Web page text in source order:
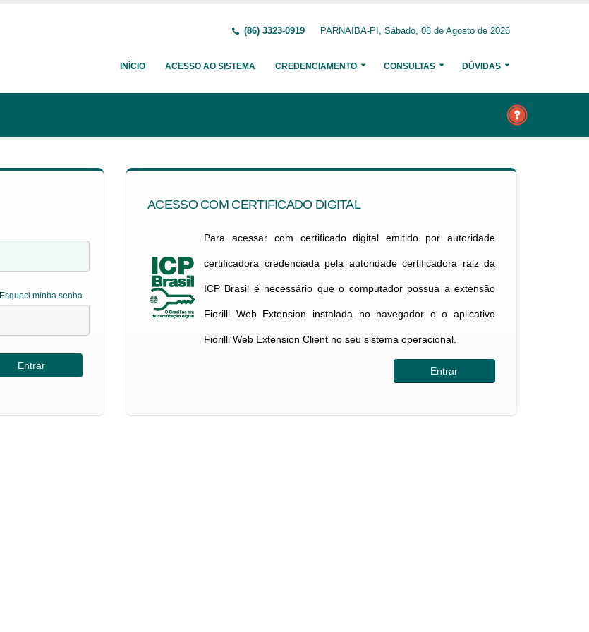
(86) 3323-0919 PARNAIBA-PI, Sábado, 08 de Agosto de 2026
INÍCIO ACESSO AO SISTEMA CREDENCIAMENTO CONSULTAS DÚVIDAS
Esqueci minha senha
ACESSO COM CERTIFICADO DIGITAL
Para acessar com certificado digital emitido por autoridade
certificadora credenciada pela autoridade certificadora raiz da
ICP Brasil é necessário que o computador possua a extensão
Fiorilli Web Extension instalada no navegador e o aplicativo
Fiorilli Web Extension Client no seu sistema operacional.